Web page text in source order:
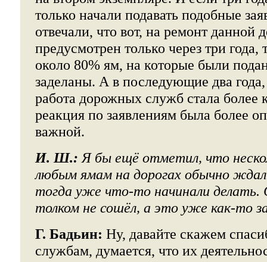
только начали подавать подобные
отвечали, что вот, на ремонт данной
предусмотрен только через три года,
около 80% ям, на которые были
заделаны. А в последующие два
работа дорожных служб стала более
реакция по заявлениям была более
важной.
И. Ш.: Я бы ещё отметил, что
любым ямам на дорогах обычно
тогда уже что-то начинали делать.
толком не сошёл, а это уже как-то
Г. Бадьин: Ну, давайте скажем
службам, думается, что их